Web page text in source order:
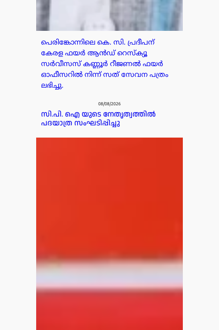
പെരിങ്കോന്നിലെ കെ. സി. പ്രദീപന്
കേരള ഫയർ ആൻഡ് റെസ്ക്യൂ
സർവീസസ് കണ്ണൂർ റീജണൽ ഫയർ
ഓഫീസറിൽ നിന്ന് സത് സേവന പത്രം
ലഭിച്ചു.
08/08/2026
സി.പി. ഐ യുടെ നേതൃത്വത്തിൽ
പദയാത്ര സംഘടിപ്പിച്ചു